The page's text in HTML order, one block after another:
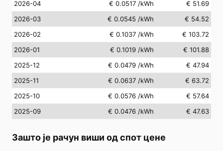
2026-04
€ 0.0517 /kWh
€ 51.69
2026-03
€ 0.0545 /kWh
€ 54.52
2026-02
€ 0.1037 /kWh
€ 103.72
2026-01
€ 0.1019 /kWh
€ 101.88
2025-12
€ 0.0479 /kWh
€ 47.94
2025-11
€ 0.0637 /kWh
€ 63.72
2025-10
€ 0.0576 /kWh
€ 57.64
2025-09
€ 0.0476 /kWh € 47.63
Зашто је рачун виши од спот цене